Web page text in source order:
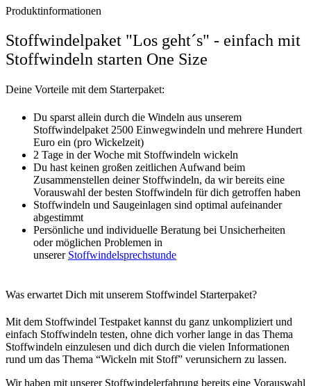
Produktinformationen
Stoffwindelpaket "Los geht´s" - einfach mit
Stoffwindeln starten One Size
Deine Vorteile mit dem Starterpaket:
Du sparst allein durch die Windeln aus unserem
Stoffwindelpaket 2500 Einwegwindeln und mehrere Hundert
Euro ein (pro Wickelzeit)
2 Tage in der Woche mit Stoffwindeln wickeln
Du hast keinen großen zeitlichen Aufwand beim
Zusammenstellen deiner Stoffwindeln, da wir bereits eine
Vorauswahl der besten Stoffwindeln für dich getroffen haben
Stoffwindeln und Saugeinlagen sind optimal aufeinander
abgestimmt
Persönliche und individuelle Beratung bei Unsicherheiten
oder möglichen Problemen in
unserer Stoffwindelsprechstunde
Was erwartet Dich mit unserem Stoffwindel Starterpaket?
Mit dem Stoffwindel Testpaket kannst du ganz unkompliziert und
einfach Stoffwindeln testen, ohne dich vorher lange in das Thema
Stoffwindeln einzulesen und dich durch die vielen Informationen
rund um das Thema “Wickeln mit Stoff” verunsichern zu lassen.
Wir haben mit unserer Stoffwindelerfahrung bereits eine Vorauswahl